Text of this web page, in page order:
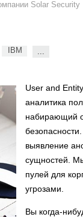
Solar Security
IBM ...
User and
аналитика
набирающий
выявление
сущностей.
пулей для
угрозами.
Вы когда-